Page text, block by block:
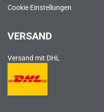
Cookie Einstellungen
VERSAND
Versand mit DHL